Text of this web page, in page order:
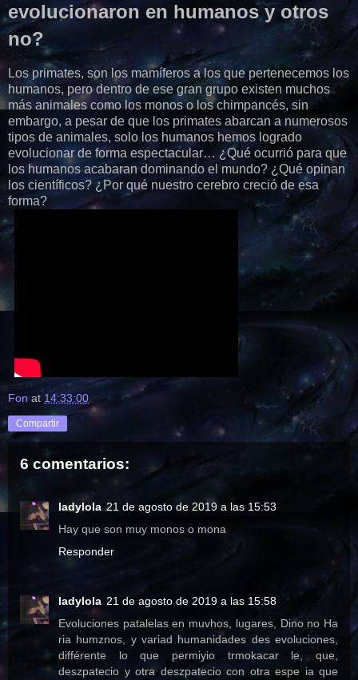
evolucionaron en humanos y otros
no?
Los primates, son los mamíferos a los que pertenecemos los
humanos, pero dentro de ese gran grupo existen muchos
más animales como los monos o los chimpancés, sin
embargo, a pesar de que los primates abarcan a numerosos
tipos de animales, solo los humanos hemos logrado
evolucionar de forma espectacular… ¿Qué ocurrió para que
los humanos acabaran dominando el mundo? ¿Qué opinan
los científicos? ¿Por qué nuestro cerebro creció de esa
forma?
Fon at 14:33:00
Compartir
6 comentarios:
ladylola 21 de agosto de 2019 a las 15:53
Hay que son muy monos o mona
Responder
ladylola 21 de agosto de 2019 a las 15:58
Evoluciones patalelas en muvhos, lugares, Dino no Ha
ria humznos, y variad humanidades des evoluciones,
différente lo que permiyio trmokacar le, que,
deszpatecio y otra deszpatecio con otra espe ia que